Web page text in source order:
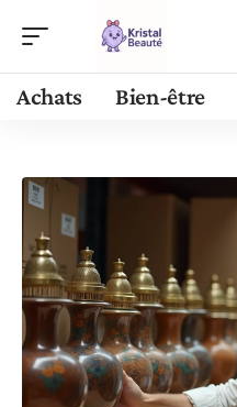
Achats Bien-être